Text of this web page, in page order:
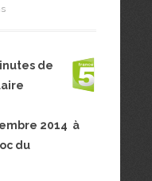
de
2014 à
du